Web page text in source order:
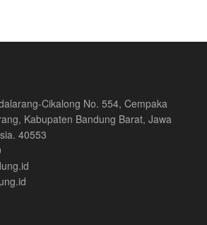
Cikalong No. 554, Cempaka
Kabupaten Bandung Barat, Jawa
40553